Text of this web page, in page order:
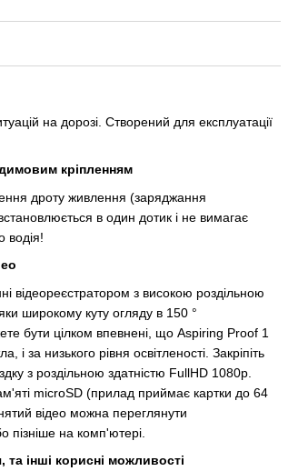
на дорозі. Створений для експлуатації
кріпленням
дроту живлення (заряджання
в один дотик і не вимагає
водія!
відеореєстратором з високою роздільною
широкому куту огляду в 150 °
бути цілком впевнені, що Aspiring Proof 1
і за низького рівня освітленості. Закріпіть
з роздільною здатністю FullHD 1080p.
microSD (прилад приймає картки до 64
відео можна переглянути
пізніше на комп'ютері.
інші корисні можливості